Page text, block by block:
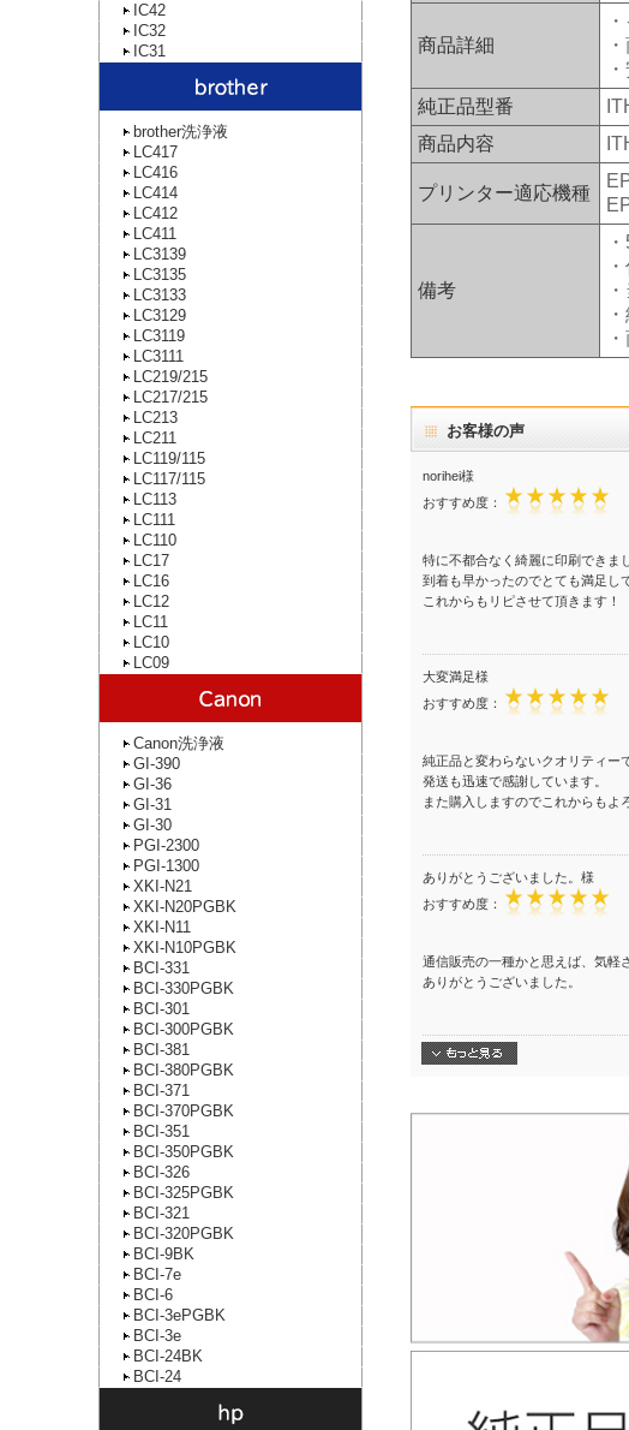
商品詳細
純正品型番
商品内容
プリンター適応機種
備考
お客様の声
norihei様
おすすめ度：
特に不都合なく綺麗に印刷できま
到着も早かったのでとても満足し
これからもリピさせて頂きます！
大変満足様
おすすめ度：
純正品と変わらないクオリティー
発送も迅速で感謝しています。
また購入しますのでこれからもよ
ありがとうございました。様
おすすめ度：
通信販売の一種かと思えば、気軽
ありがとうございました。
IC42
IC32
IC31
brother洗浄液
LC417
LC416
LC414
LC412
LC411
LC3139
LC3135
LC3133
LC3129
LC3119
LC3111
LC219/215
LC217/215
LC213
LC211
LC119/115
LC117/115
LC113
LC111
LC110
LC17
LC16
LC12
LC11
LC10
LC09
Canon洗浄液
GI-390
GI-36
GI-31
GI-30
PGI-2300
PGI-1300
XKI-N21
XKI-N20PGBK
XKI-N11
XKI-N10PGBK
BCI-331
BCI-330PGBK
BCI-301
BCI-300PGBK
BCI-381
BCI-380PGBK
BCI-371
BCI-370PGBK
BCI-351
BCI-350PGBK
BCI-326
BCI-325PGBK
BCI-321
BCI-320PGBK
BCI-9BK
BCI-7e
BCI-6
BCI-3ePGBK
BCI-3e
BCI-24BK
BCI-24